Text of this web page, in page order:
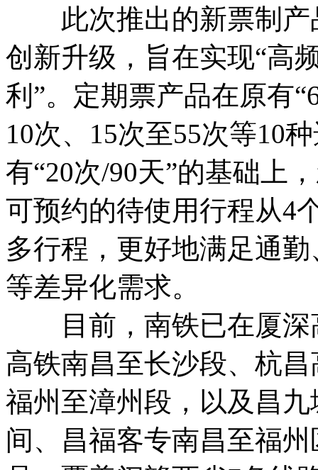
此次推出的新票制产
创新升级，旨在实现“高
利”。定期票产品在原有
10次、15次至55次等10
有“20次/90天”的基础上
可预约的待使用行程从4
多行程，更好地满足通
等差异化需求。
目前，南铁已在厦深
高铁南昌至长沙段、杭
福州至漳州段，以及昌
间、昌福客专南昌至福